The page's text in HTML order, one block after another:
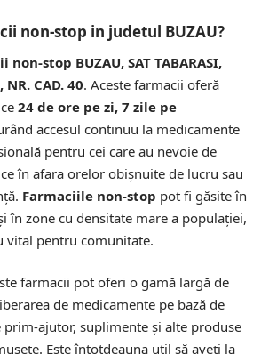
non-stop in judetul BUZAU?
non-stop BUZAU, SAT TABARASI,
NR. CAD. 40. Aceste farmacii oferă
24 de ore pe zi, 7 zile pe
accesul continuu la medicamente
pentru cei care au nevoie de
în afara orelor obișnuite de lucru sau
Farmaciile non-stop pot fi găsite în
în zone cu densitate mare a populației,
vital pentru comunitate.
farmacii pot oferi o gamă largă de
de medicamente pe bază de
prim-ajutor, suplimente și alte produse
Este întotdeauna util să aveți la